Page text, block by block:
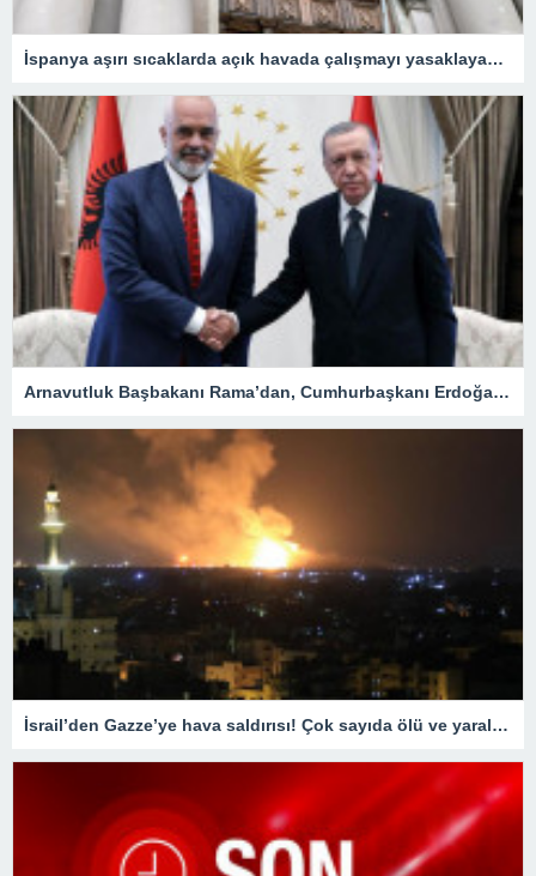
İspanya aşırı sıcaklarda açık havada çalışmayı yasaklayacak
Arnavutluk Başbakanı Rama’dan, Cumhurbaşkanı Erdoğan’a destek mesajı
İsrail’den Gazze’ye hava saldırısı! Çok sayıda ölü ve yaralı var